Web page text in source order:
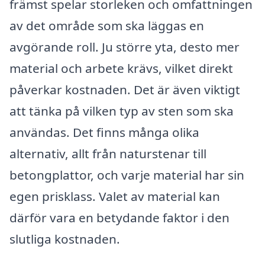
främst spelar storleken och omfattningen
av det område som ska läggas en
avgörande roll. Ju större yta, desto mer
material och arbete krävs, vilket direkt
påverkar kostnaden. Det är även viktigt
att tänka på vilken typ av sten som ska
användas. Det finns många olika
alternativ, allt från naturstenar till
betongplattor, och varje material har sin
egen prisklass. Valet av material kan
därför vara en betydande faktor i den
slutliga kostnaden.